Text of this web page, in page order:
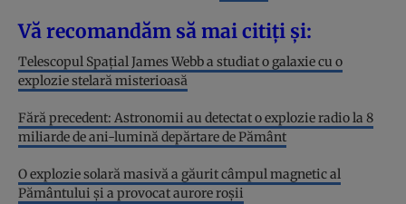
Vă recomandăm să mai citiți și:
Telescopul Spațial James Webb a studiat o galaxie cu o
explozie stelară misterioasă
Fără precedent: Astronomii au detectat o explozie radio la 8
miliarde de ani-lumină depărtare de Pământ
O explozie solară masivă a găurit câmpul magnetic al
Pământului și a provocat aurore roșii